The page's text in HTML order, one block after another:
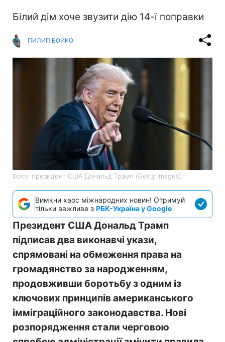
Білий дім хоче звузити дію 14-ї поправки
ПИЛИП БОЙКО
Фото: президент США Дональд Трамп (Getty Images)
Вимкни хаос міжнародних новин! Отримуй
тільки важливе з РБК-Україна у Google
Президент США Дональд Трамп
підписав два виконавчі укази,
спрямовані на обмеження права на
громадянство за народженням,
продовживши боротьбу з одним із
ключових принципів американського
імміграційного законодавства. Нові
розпорядження стали черговою